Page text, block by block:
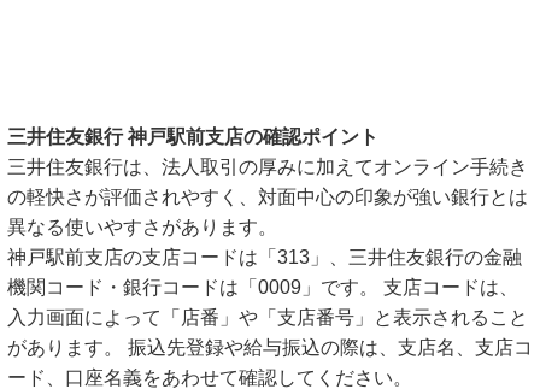
三井住友銀行 神戸駅前支店の確認ポイント
三井住友銀行は、法人取引の厚みに加えてオンライン手続き
の軽快さが評価されやすく、対面中心の印象が強い銀行とは
異なる使いやすさがあります。
神戸駅前支店の支店コードは「313」、三井住友銀行の金融
機関コード・銀行コードは「0009」です。 支店コードは、
入力画面によって「店番」や「支店番号」と表示されること
があります。 振込先登録や給与振込の際は、支店名、支店コ
ード、口座名義をあわせて確認してください。